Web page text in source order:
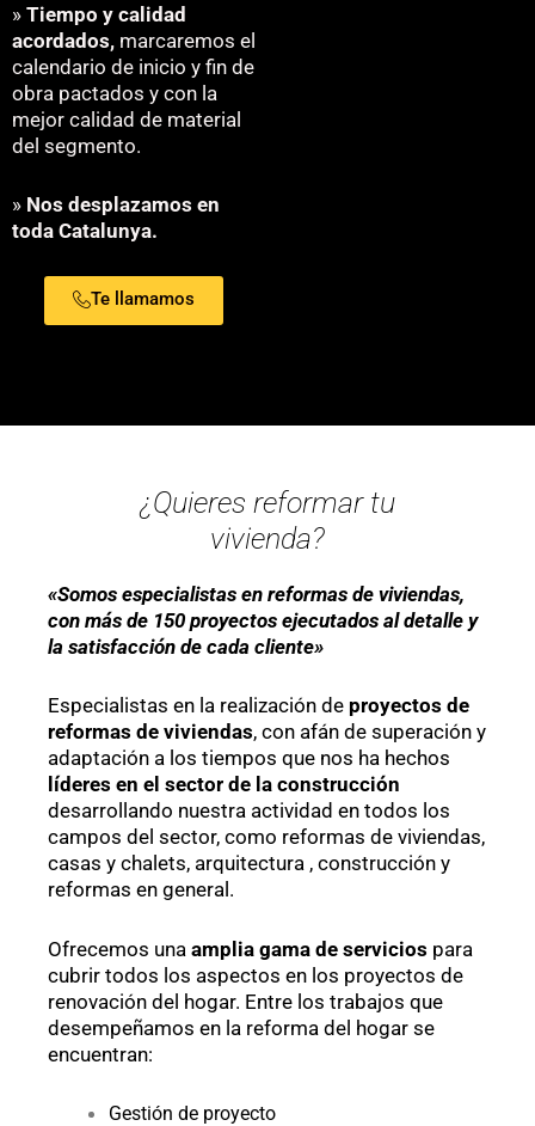
» Tiempo y calidad
acordados, marcaremos el
calendario de inicio y fin de
obra pactados y con la
mejor calidad de material
del segmento.
» Nos desplazamos en
toda Catalunya.
Te llamamos
¿Quieres reformar tu
vivienda?
«Somos especialistas en reformas de viviendas,
con más de 150 proyectos ejecutados al detalle y
la satisfacción de cada cliente»
Especialistas en la realización de proyectos de
reformas de viviendas, con afán de superación y
adaptación a los tiempos que nos ha hechos
líderes en el sector de la construcción
desarrollando nuestra actividad en todos los
campos del sector, como reformas de viviendas,
casas y chalets, arquitectura , construcción y
reformas en general.
Ofrecemos una amplia gama de servicios para
cubrir todos los aspectos en los proyectos de
renovación del hogar. Entre los trabajos que
desempeñamos en la reforma del hogar se
encuentran:
Gestión de proyecto